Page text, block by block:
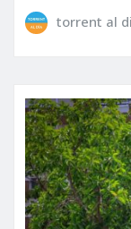
torrent al